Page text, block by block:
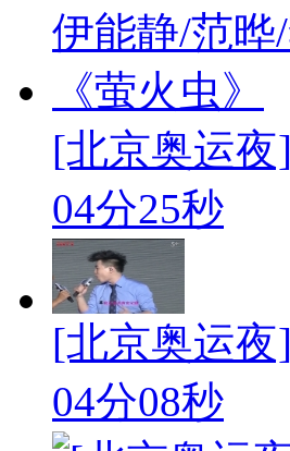
[北京奥运
04分25秒
[北京奥运
04分08秒